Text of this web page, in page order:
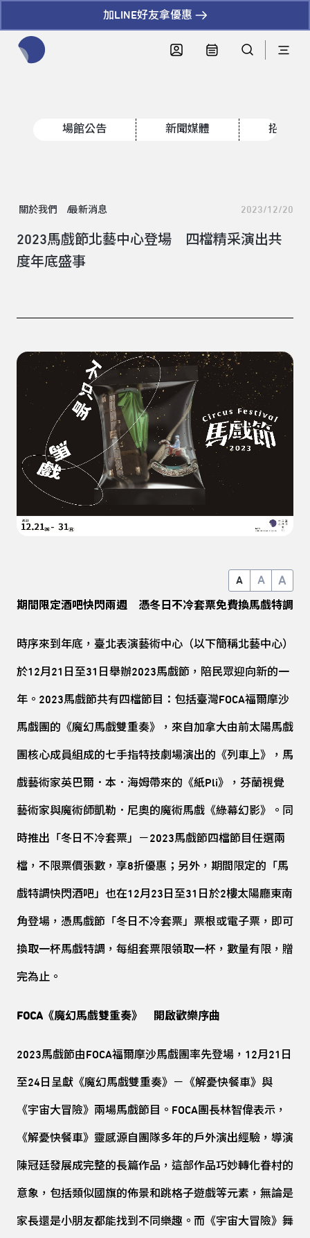
加LINE好友拿優惠
場館公告 新聞媒體 招標資
關於我們 最新消息 2023/12/20
2023馬戲節北藝中心登場 四檔精采演出共
度年底盛事
A A A
期間限定酒吧快閃兩週 憑冬日不冷套票免費換馬戲特調
時序來到年底，臺北表演藝術中心（以下簡稱北藝中心）
於12月21日至31日舉辦2023馬戲節，陪民眾迎向新的一
年。2023馬戲節共有四檔節目：包括臺灣FOCA福爾摩沙
馬戲團的《魔幻馬戲雙重奏》，來自加拿大由前太陽馬戲
團核心成員組成的七手指特技劇場演出的《列車上》，馬
戲藝術家英巴爾．本．海姆帶來的《紙Pli》，芬蘭視覺
藝術家與魔術師凱勒．尼奧的魔術馬戲《綠幕幻影》。同
時推出「冬日不冷套票」－2023馬戲節四檔節目任選兩
檔，不限票價張數，享8折優惠；另外，期間限定的「馬
戲特調快閃酒吧」也在12月23日至31日於2樓太陽廳東南
角登場，憑馬戲節「冬日不冷套票」票根或電子票，即可
換取一杯馬戲特調，每組套票限領取一杯，數量有限，贈
完為止。
FOCA《魔幻馬戲雙重奏》 開啟歡樂序曲
2023馬戲節由FOCA福爾摩沙馬戲團率先登場，12月21日
至24日呈獻《魔幻馬戲雙重奏》－《解憂快餐車》與
《宇宙大冒險》兩場馬戲節目。FOCA團長林智偉表示，
《解憂快餐車》靈感源自團隊多年的戶外演出經驗，導演
陳冠廷發展成完整的長篇作品，這部作品巧妙轉化眷村的
意象，包括類似國旗的佈景和跳格子遊戲等元素，無論是
家長還是小朋友都能找到不同樂趣。而《宇宙大冒險》舞